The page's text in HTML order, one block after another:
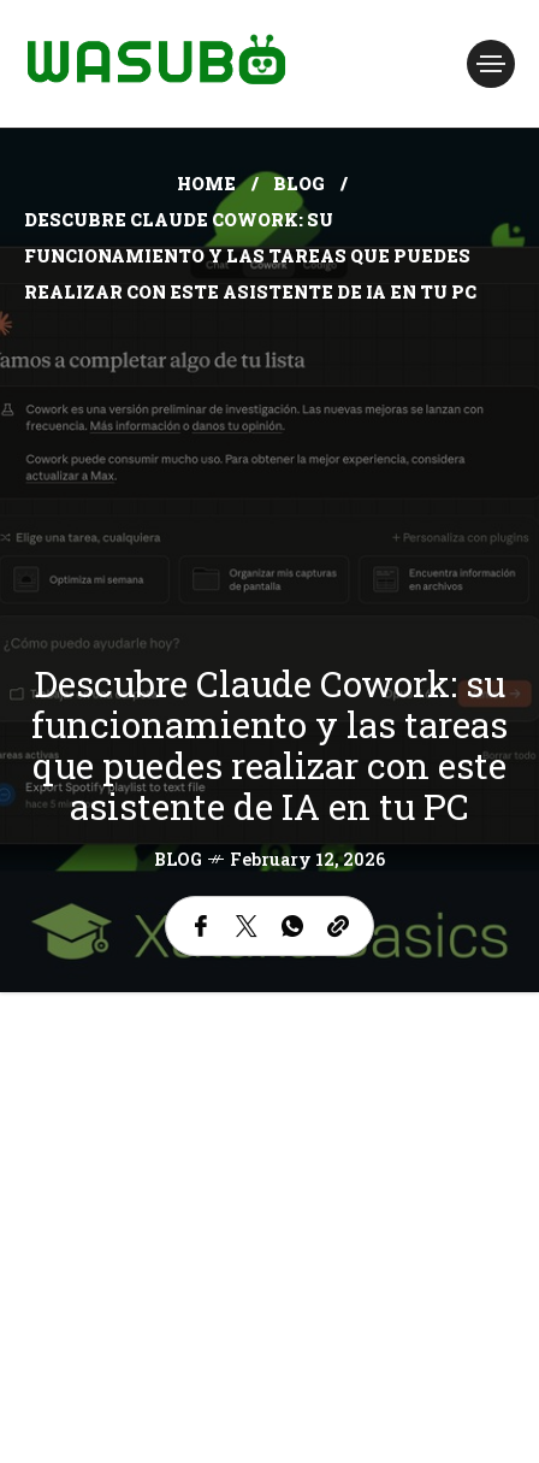
HOME
BLOG
DESCUBRE CLAUDE COWORK: SU
FUNCIONAMIENTO Y LAS TAREAS QUE PUEDES
REALIZAR CON ESTE ASISTENTE DE IA EN TU PC
Descubre Claude Cowork: su
funcionamiento y las tareas
que puedes realizar con este
asistente de IA en tu PC
BLOG February 12, 2026